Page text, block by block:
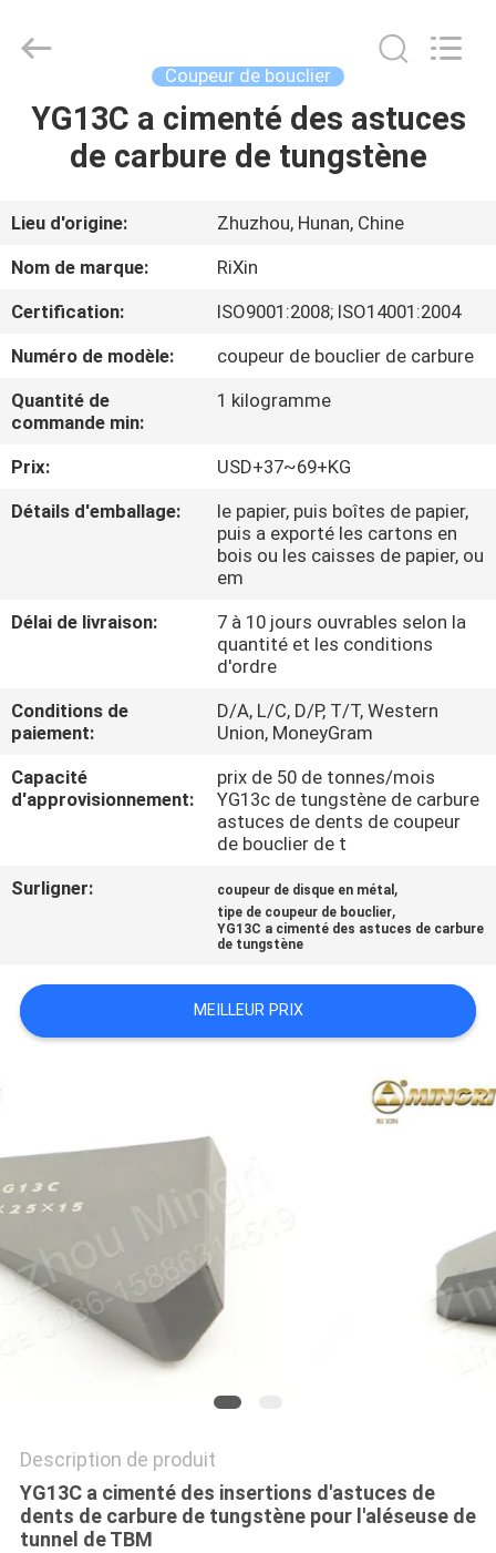
MAISON
AU
SUJET
NOUS
D'USINE
QUALITÉ
CONTACTEZ-
NOUS
NOUVELLES
DEMANDEZ
PLAN
SITE
PRIVACY
POLICY
Cemented
Carbide
Reserved.
Coupeur de bouclier
YG13C a cimenté des astuces
de carbure de tungstène
Lieu d'origine:
Zhuzhou, Hunan, Chine
Nom de marque:
RiXin
Certification:
ISO9001:2008; ISO14001:2004
Numéro de modèle:
coupeur de bouclier de carbure
Quantité de
commande min:
1 kilogramme
Prix:
USD+37~69+KG
Détails d'emballage:
le papier, puis boîtes de papier,
puis a exporté les cartons en
bois ou les caisses de papier, ou
em
Délai de livraison:
7 à 10 jours ouvrables selon la
quantité et les conditions
d'ordre
Conditions de
paiement:
D/A, L/C, D/P, T/T, Western
Union, MoneyGram
Capacité
d'approvisionnement:
prix de 50 de tonnes/mois
YG13c de tungstène de carbure
astuces de dents de coupeur
de bouclier de t
Surligner:
coupeur de disque en métal ,
tipe de coupeur de bouclier,
YG13C a cimenté des astuces de carbure
de tungstène
MEILLEUR PRIX
Description de produit
YG13C a cimenté des insertions d'astuces de
dents de carbure de tungstène pour l'aléseuse de
tunnel de TBM